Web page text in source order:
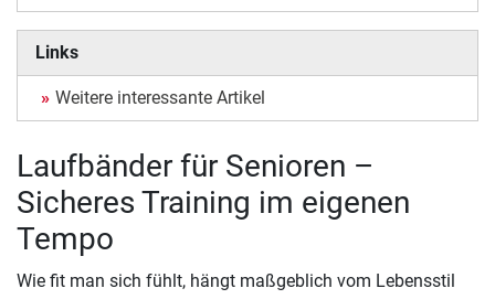
Links
Weitere interessante Artikel
Laufbänder für Senioren –
Sicheres Training im eigenen
Tempo
Wie fit man sich fühlt, hängt maßgeblich vom Lebensstil